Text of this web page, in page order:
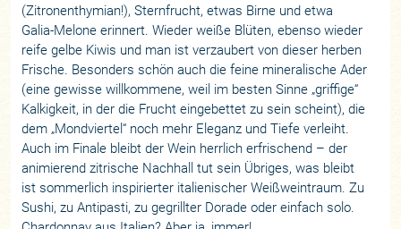
(Zitronenthymian!), Sternfrucht, etwas Birne und etwa
Galia-Melone erinnert. Wieder weiße Blüten, ebenso wieder
reife gelbe Kiwis und man ist verzaubert von dieser herben
Frische. Besonders schön auch die feine mineralische Ader
(eine gewisse willkommene, weil im besten Sinne „griffige“
Kalkigkeit, in der die Frucht eingebettet zu sein scheint), die
dem „Mondviertel“ noch mehr Eleganz und Tiefe verleiht.
Auch im Finale bleibt der Wein herrlich erfrischend – der
animierend zitrische Nachhall tut sein Übriges, was bleibt
ist sommerlich inspirierter italienischer Weißweintraum. Zu
Sushi, zu Antipasti, zu gegrillter Dorade oder einfach solo.